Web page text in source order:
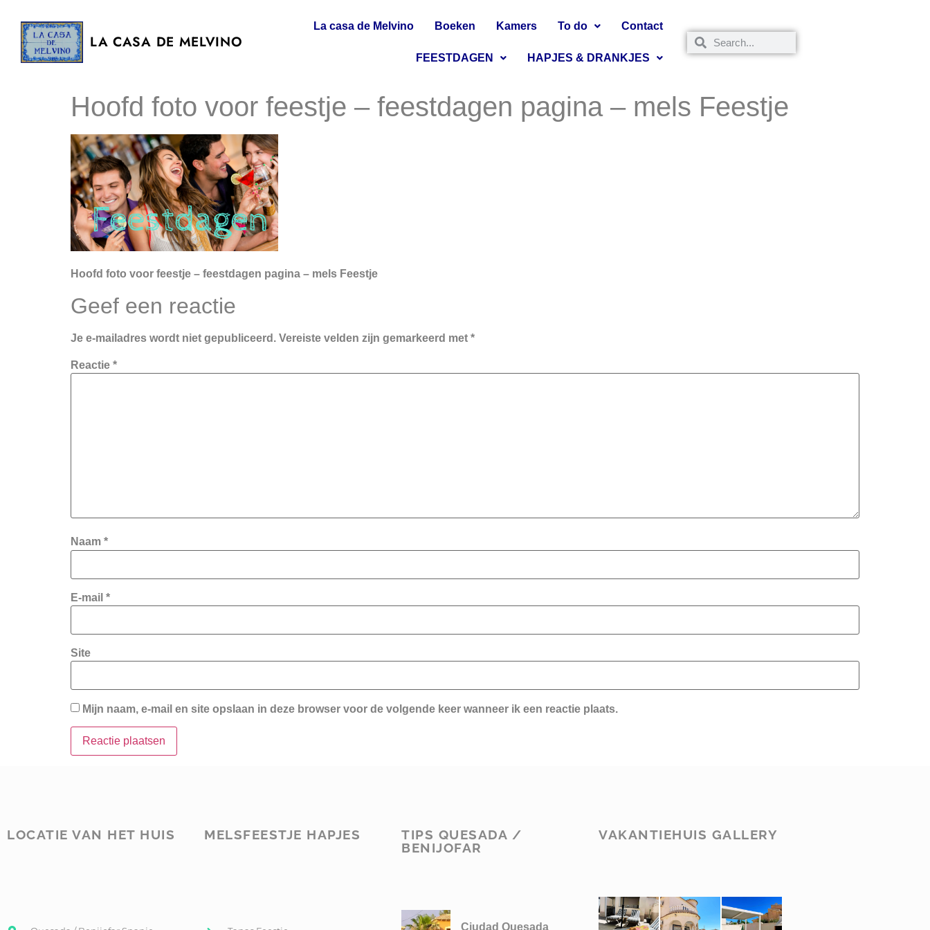
LA CASA DE MELVINO
La casa de Melvino Boeken Kamers To do Contact
FEESTDAGEN HAPJES & DRANKJES
Hoofd foto voor feestje – feestdagen pagina – mels Feestje
Hoofd foto voor feestje – feestdagen pagina – mels Feestje
Geef een reactie
Je e-mailadres wordt niet gepubliceerd. Vereiste velden zijn gemarkeerd met *
Reactie *
Naam *
E-mail *
Site
Mijn naam, e-mail en site opslaan in deze browser voor de volgende keer wanneer ik een reactie plaats.
LOCATIE VAN HET HUIS MELSFEESTJE HAPJES
TIPS QUESADA /
BENIJOFAR
Ciudad Quesada
VAKANTIEHUIS GALLERY